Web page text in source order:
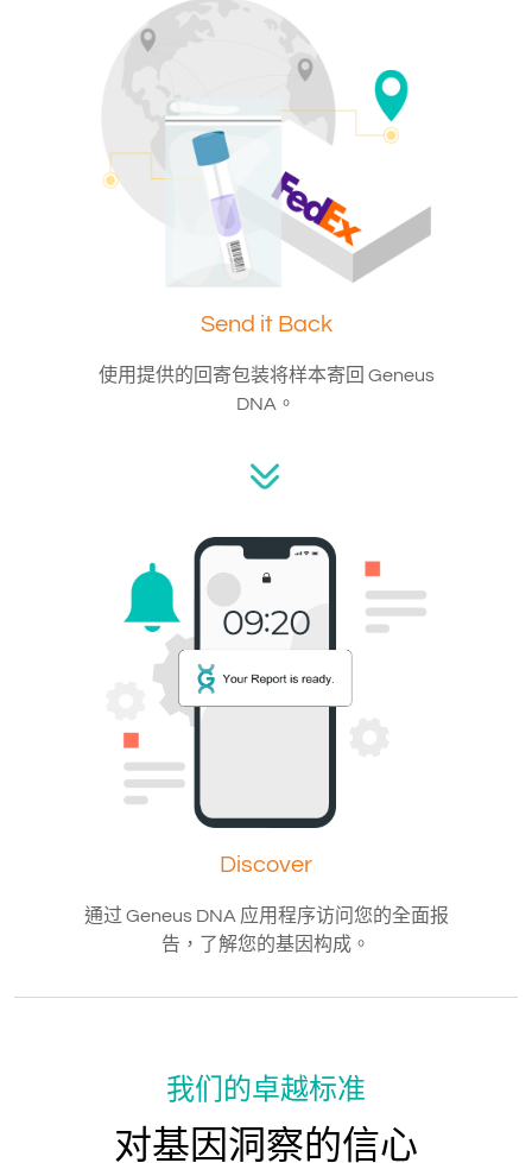
Send it Back
使用提供的回寄包装将样本寄回 Geneus
DNA。
Discover
通过 Geneus DNA 应用程序访问您的全面报
告，了解您的基因构成。
我们的卓越标准
对基因洞察的信心